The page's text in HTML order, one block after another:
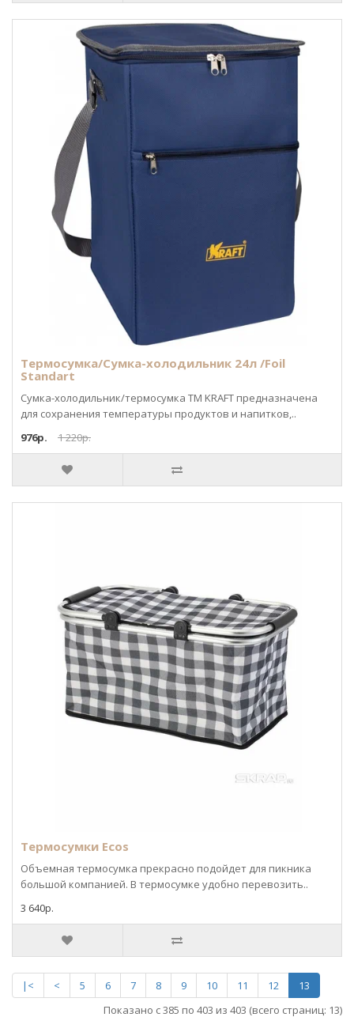
Термосумка/Сумка-холодильник 24л /Foil
Standart
Сумка-холодильник/термосумка ТМ KRAFT предназначена
для сохранения температуры продуктов и напитков,..
976р.
1 220р.
Термосумки Ecos
Объемная термосумка прекрасно подойдет для пикника
большой компанией. В термосумке удобно перевозить..
3 640р.
|< < 5 6 7 8 9 10 11 12
13
Показано с 385 по 403 из 403 (всего страниц: 13)